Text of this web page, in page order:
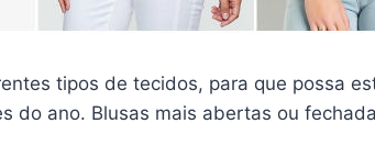
tipos de tecidos, para que possa
do ano. Blusas mais abertas ou